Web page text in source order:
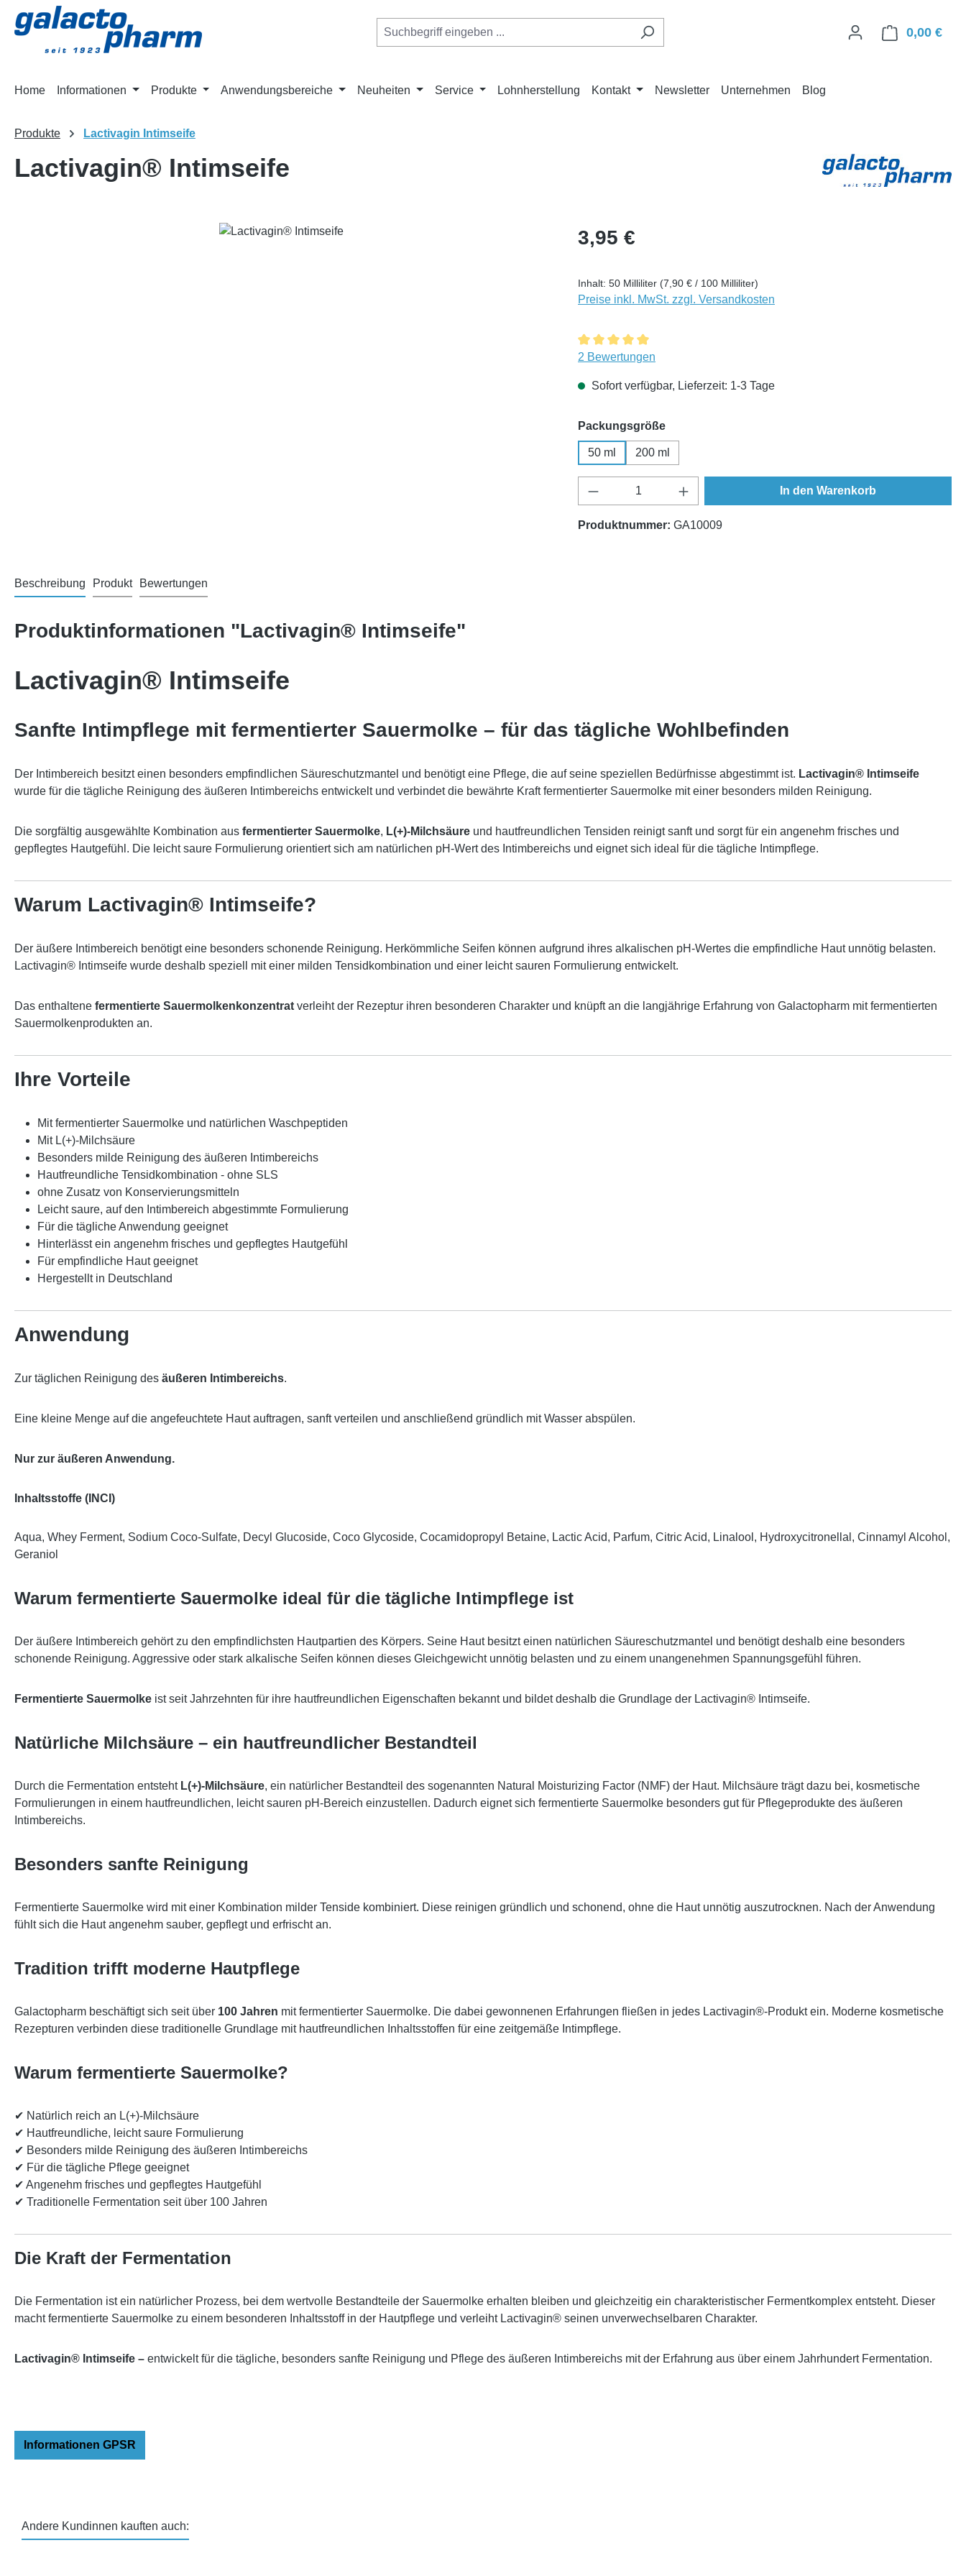
Hauptinhalt springen
Zur Suche springen
Zur Hauptnavigation springen
0,00 €
Home Informationen Produkte Anwendungsbereiche Neuheiten Service Lohnherstellung Kontakt Newsletter Unternehmen Blog
Produkte Lactivagin Intimseife
Lactivagin® Intimseife
Regulärer Preis:
3,95 €
Inhalt: 50 Milliliter (7,90 € / 100 Milliliter)
Preise inkl. MwSt. zzgl. Versandkosten
Durchschnittliche Bewertung von 5 von 5 Sternen
2 Bewertungen
Sofort verfügbar, Lieferzeit: 1-3 Tage
Packungsgrößeauswählen
50 ml 200 ml
Produkt Anzahl: Gib den gewünschten Wert ein
In den Warenkorb
Produktnummer: GA10009
Beschreibung Produkt Bewertungen
Produktinformationen "Lactivagin® Intimseife"
Lactivagin® Intimseife
Sanfte Intimpflege mit fermentierter Sauermolke – für das tägliche Wohlbefinden
Der Intimbereich besitzt einen besonders empfindlichen Säureschutzmantel und benötigt eine Pflege, die auf seine speziellen Bedürfnisse abgestimmt ist. Lactivagin® Intimseife
wurde für die tägliche Reinigung des äußeren Intimbereichs entwickelt und verbindet die bewährte Kraft fermentierter Sauermolke mit einer besonders milden Reinigung.
Die sorgfältig ausgewählte Kombination aus fermentierter Sauermolke, L(+)-Milchsäure und hautfreundlichen Tensiden reinigt sanft und sorgt für ein angenehm frisches und
gepflegtes Hautgefühl. Die leicht saure Formulierung orientiert sich am natürlichen pH-Wert des Intimbereichs und eignet sich ideal für die tägliche Intimpflege.
Warum Lactivagin® Intimseife?
Der äußere Intimbereich benötigt eine besonders schonende Reinigung. Herkömmliche Seifen können aufgrund ihres alkalischen pH-Wertes die empfindliche Haut unnötig belasten.
Lactivagin® Intimseife wurde deshalb speziell mit einer milden Tensidkombination und einer leicht sauren Formulierung entwickelt.
Das enthaltene fermentierte Sauermolkenkonzentrat verleiht der Rezeptur ihren besonderen Charakter und knüpft an die langjährige Erfahrung von Galactopharm mit fermentierten
Sauermolkenprodukten an.
Ihre Vorteile
Mit fermentierter Sauermolke und natürlichen Waschpeptiden
Mit L(+)-Milchsäure
Besonders milde Reinigung des äußeren Intimbereichs
Hautfreundliche Tensidkombination - ohne SLS
ohne Zusatz von Konservierungsmitteln
Leicht saure, auf den Intimbereich abgestimmte Formulierung
Für die tägliche Anwendung geeignet
Hinterlässt ein angenehm frisches und gepflegtes Hautgefühl
Für empfindliche Haut geeignet
Hergestellt in Deutschland
Anwendung
Zur täglichen Reinigung des äußeren Intimbereichs.
Eine kleine Menge auf die angefeuchtete Haut auftragen, sanft verteilen und anschließend gründlich mit Wasser abspülen.
Nur zur äußeren Anwendung.
Inhaltsstoffe (INCI)
Aqua, Whey Ferment, Sodium Coco-Sulfate, Decyl Glucoside, Coco Glycoside, Cocamidopropyl Betaine, Lactic Acid, Parfum, Citric Acid, Linalool, Hydroxycitronellal, Cinnamyl Alcohol,
Geraniol
Warum fermentierte Sauermolke ideal für die tägliche Intimpflege ist
Der äußere Intimbereich gehört zu den empfindlichsten Hautpartien des Körpers. Seine Haut besitzt einen natürlichen Säureschutzmantel und benötigt deshalb eine besonders
schonende Reinigung. Aggressive oder stark alkalische Seifen können dieses Gleichgewicht unnötig belasten und zu einem unangenehmen Spannungsgefühl führen.
Fermentierte Sauermolke ist seit Jahrzehnten für ihre hautfreundlichen Eigenschaften bekannt und bildet deshalb die Grundlage der Lactivagin® Intimseife.
Natürliche Milchsäure – ein hautfreundlicher Bestandteil
Durch die Fermentation entsteht L(+)-Milchsäure, ein natürlicher Bestandteil des sogenannten Natural Moisturizing Factor (NMF) der Haut. Milchsäure trägt dazu bei, kosmetische
Formulierungen in einem hautfreundlichen, leicht sauren pH-Bereich einzustellen. Dadurch eignet sich fermentierte Sauermolke besonders gut für Pflegeprodukte des äußeren
Intimbereichs.
Besonders sanfte Reinigung
Fermentierte Sauermolke wird mit einer Kombination milder Tenside kombiniert. Diese reinigen gründlich und schonend, ohne die Haut unnötig auszutrocknen. Nach der Anwendung
fühlt sich die Haut angenehm sauber, gepflegt und erfrischt an.
Tradition trifft moderne Hautpflege
Galactopharm beschäftigt sich seit über 100 Jahren mit fermentierter Sauermolke. Die dabei gewonnenen Erfahrungen fließen in jedes Lactivagin®-Produkt ein. Moderne kosmetische
Rezepturen verbinden diese traditionelle Grundlage mit hautfreundlichen Inhaltsstoffen für eine zeitgemäße Intimpflege.
Warum fermentierte Sauermolke?
✔ Natürlich reich an L(+)-Milchsäure
✔ Hautfreundliche, leicht saure Formulierung
✔ Besonders milde Reinigung des äußeren Intimbereichs
✔ Für die tägliche Pflege geeignet
✔ Angenehm frisches und gepflegtes Hautgefühl
✔ Traditionelle Fermentation seit über 100 Jahren
Die Kraft der Fermentation
Die Fermentation ist ein natürlicher Prozess, bei dem wertvolle Bestandteile der Sauermolke erhalten bleiben und gleichzeitig ein charakteristischer Fermentkomplex entsteht. Dieser
macht fermentierte Sauermolke zu einem besonderen Inhaltsstoff in der Hautpflege und verleiht Lactivagin® seinen unverwechselbaren Charakter.
Lactivagin® Intimseife – entwickelt für die tägliche, besonders sanfte Reinigung und Pflege des äußeren Intimbereichs mit der Erfahrung aus über einem Jahrhundert Fermentation.
Informationen GPSR
Andere Kundinnen kauften auch: